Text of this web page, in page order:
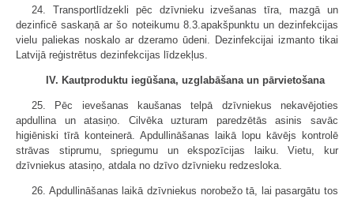
24. Transportlīdzekli pēc dzīvnieku izvešanas tīra, mazgā un
dezinficē saskaņā ar šo noteikumu 8.3.apakšpunktu un dezinfekcijas
vielu paliekas noskalo ar dzeramo ūdeni. Dezinfekcijai izmanto tikai
Latvijā reģistrētus dezinfekcijas līdzekļus.
IV. Kautproduktu iegūšana, uzglabāšana un pārvietošana
25. Pēc ievešanas kaušanas telpā dzīvniekus nekavējoties
apdullina un atasiņo. Cilvēka uzturam paredzētās asinis savāc
higiēniski tīrā konteinerā. Apdullināšanas laikā lopu kāvējs kontrolē
strāvas stiprumu, spriegumu un ekspozīcijas laiku. Vietu, kur
dzīvniekus atasiņo, atdala no dzīvo dzīvnieku redzesloka.
26. Apdullināšanas laikā dzīvniekus norobežo tā, lai pasargātu tos